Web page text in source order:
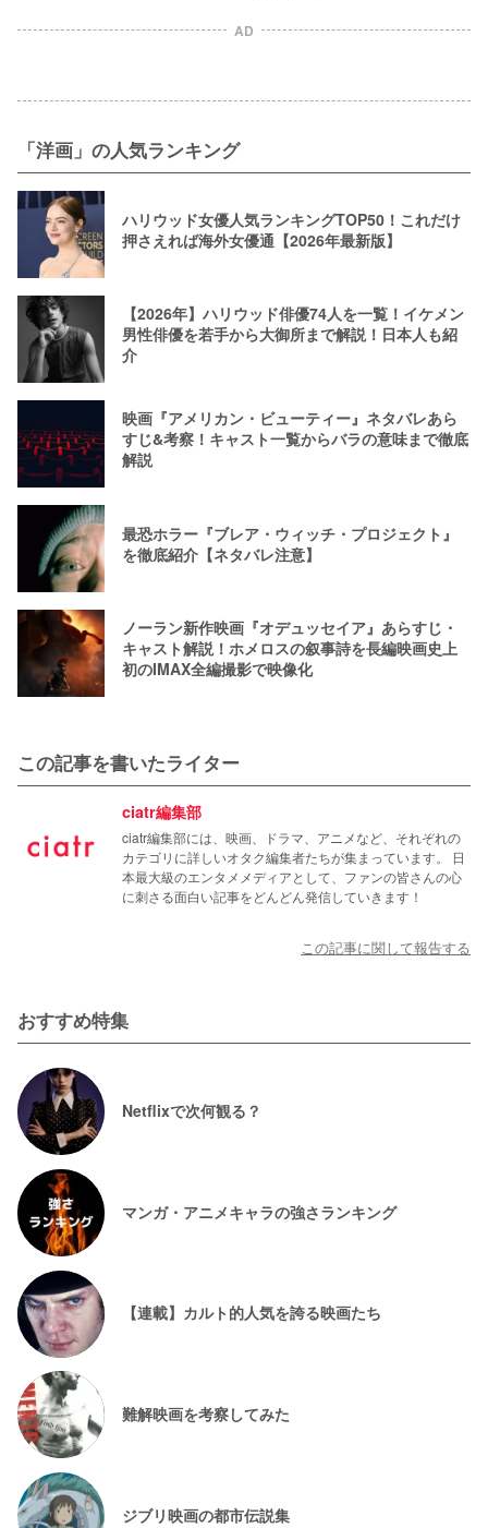
AD
「洋画」の人気ランキング
ハリウッド女優人気ランキングTOP50！これだけ
押さえれば海外女優通【2026年最新版】
【2026年】ハリウッド俳優74人を一覧！イケメン
男性俳優を若手から大御所まで解説！日本人も紹
介
映画『アメリカン・ビューティー』ネタバレあら
すじ&考察！キャスト一覧からバラの意味まで徹底
解説
最恐ホラー『ブレア・ウィッチ・プロジェクト』
を徹底紹介【ネタバレ注意】
ノーラン新作映画『オデュッセイア』あらすじ・
キャスト解説！ホメロスの叙事詩を長編映画史上
初のIMAX全編撮影で映像化
この記事を書いたライター
ciatr編集部
ciatr編集部には、映画、ドラマ、アニメなど、それぞれの
カテゴリに詳しいオタク編集者たちが集まっています。 日
本最大級のエンタメメディアとして、ファンの皆さんの心
に刺さる面白い記事をどんどん発信していきます！
この記事に関して報告する
おすすめ特集
Netflixで次何観る？
マンガ・アニメキャラの強さランキング
【連載】カルト的人気を誇る映画たち
難解映画を考察してみた
ジブリ映画の都市伝説集